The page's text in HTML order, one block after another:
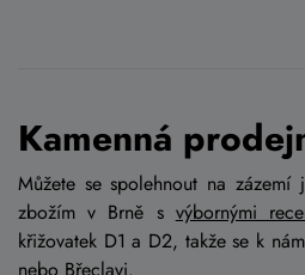
Kamenná
Můžete se spolehnout na zázemí
zbožím v Brně s výbornými
křižovatek D1 a D2, takže se k
nebo Břeclavi.